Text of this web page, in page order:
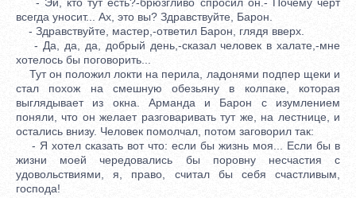
всегда уносит... Ах, это вы? Здравствуйте, Барон.
- Здравствуйте, мастер,-ответил Барон, глядя вверх.
- Да, да, да, добрый день,-сказал человек в халате,-мне
хотелось бы поговорить...
Тут он положил локти на перила, ладонями подпер щеки и
стал похож на смешную обезьяну в колпаке, которая
выглядывает из окна. Арманда и Барон с изумлением
поняли, что он желает разговаривать тут же, на лестнице, и
остались внизу. Человек помолчал, потом заговорил так:
- Я хотел сказать вот что: если бы жизнь моя... Если бы в
жизни моей чередовались бы поровну несчастия с
удовольствиями, я, право, считал бы себя счастливым,
господа!